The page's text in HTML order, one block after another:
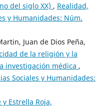
del siglo XX) , Realidad,
y Humanidades: Núm.
Juan de Dios Peña,
de la religión y la
investigación médica ,
Sociales y Humanidades:
y Estrella Roja,